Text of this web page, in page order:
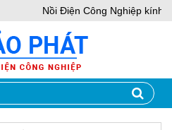
Nồi Điện Công Nghiệp kính